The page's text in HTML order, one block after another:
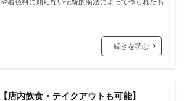
続きを読む
店内飲食・テイクアウトも可能】